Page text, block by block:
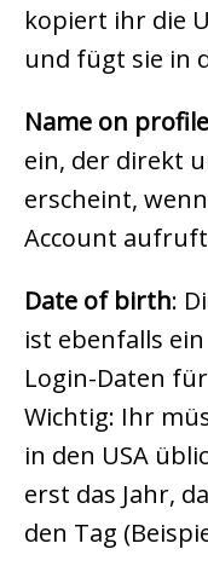
kopiert ihr die
und fügt sie in
Name on profile
ein, der direkt
erscheint,
Account
Date of birth:
ist ebenfalls
Login-Daten
Wichtig: Ihr
in den USA
erst das Jahr,
den Tag